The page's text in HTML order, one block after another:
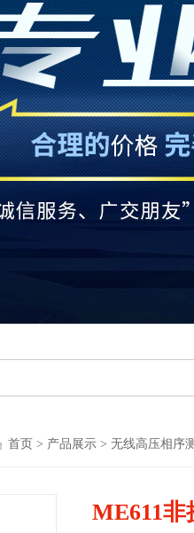
首页 > 产品展示 > 无线高压相序
ME611非